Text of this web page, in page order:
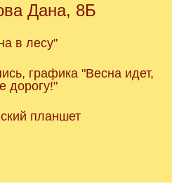
Дана, 8Б
в лесу"
графика "Весна идет,
дорогу!"
планшет